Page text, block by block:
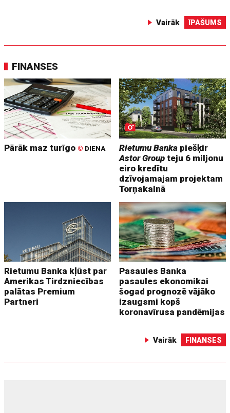
Vairāk ĪPAŠUMS
FINANSES
Pārāk maz turīgo © DIENA Rietumu Banka piešķir
Astor Group teju 6 miljonu
eiro kredītu
dzīvojamajam projektam
Torņakalnā
Rietumu Banka kļūst par
Amerikas Tirdzniecības
palātas Premium
Partneri
Pasaules Banka
pasaules ekonomikai
šogad prognozē vājāko
izaugsmi kopš
koronavīrusa pandēmijas
Vairāk FINANSES